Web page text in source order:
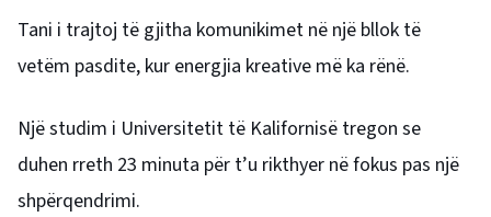
Tani i trajtoj të gjitha komunikimet në një bllok të
vetëm pasdite, kur energjia kreative më ka rënë.
Një studim i Universitetit të Kalifornisë tregon se
duhen rreth 23 minuta për t’u rikthyer në fokus pas një
shpërqendrimi.